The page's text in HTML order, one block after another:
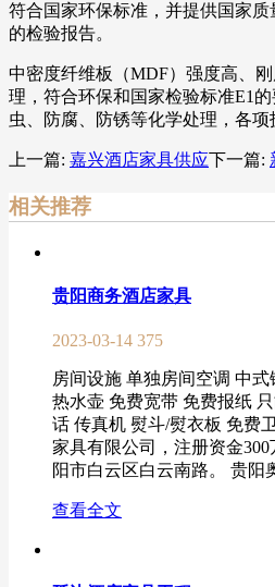
符合国家环保标准，并提供国家
的检验报告。
中密度纤维板（MDF）强度高、
理，符合环保和国家检验标准E1
虫、防腐、防锈等化学处理，各项
上一篇: 嘉兴酒店家具供应下一篇:
相关推荐
贵阳商务酒店家具
2023-03-14 375
房间设施 单独房间空调 中
热水壶 免费宽带 免费报纸
话 传真机 熨斗/熨衣板 免费
家具有限公司，注册资金
阳市白云区白云南路。 贵阳
查看全文